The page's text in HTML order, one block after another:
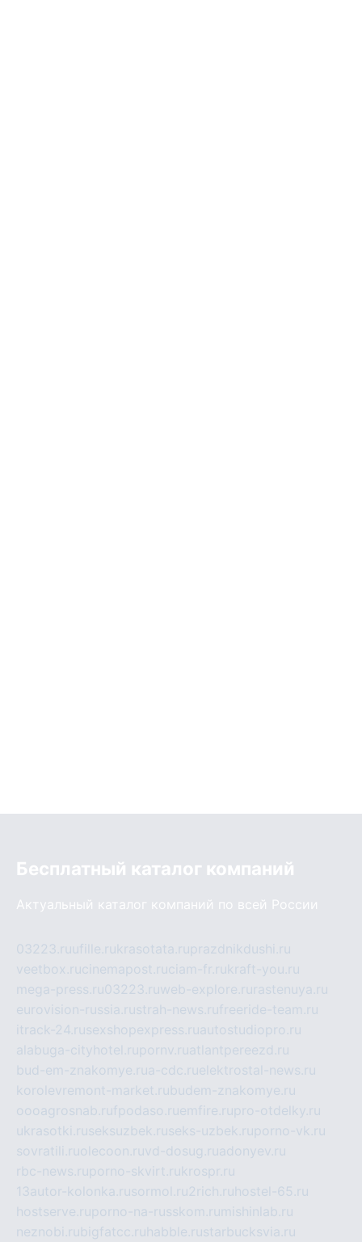
Бесплатный каталог компаний
Актуальный каталог компаний по всей России
03223.ruufille.rukrasotata.ruprazdnikdushi.ru
veetbox.rucinemapost.ruciam-fr.rukraft-you.ru
mega-press.ru03223.ruweb-explore.ru rastenuya.ru
eurovision-russia.rustrah-news.rufreeride-team.ru
itrack-24.rusexshopexpress.ruautostudiopro.ru
alabuga-cityhotel.rupornv.ruatlantpereezd.ru
bud-em-znakomye.rua-cdc.ruelektrostal-news.ru
korolevremont-market.rubudem-znakomye.ru
oooagrosnab.rufpodaso.ruemfire.rupro-otdelky.ru
ukrasotki.ruseksuzbek.ruseks-uzbek.ruporno-vk.ru
sovratili.ruolecoon.ruvd-dosug.ruadonyev.ru
rbc-news.ruporno-skvirt.rukrospr.ru
13autor-kolonka.rusormol.ru2rich.ru hostel-65.ru
hostserve.ruporno-na-russkom.ru mishinlab.ru
neznobi.rubigfatcc.ru habble.rustarbucksvia.ru